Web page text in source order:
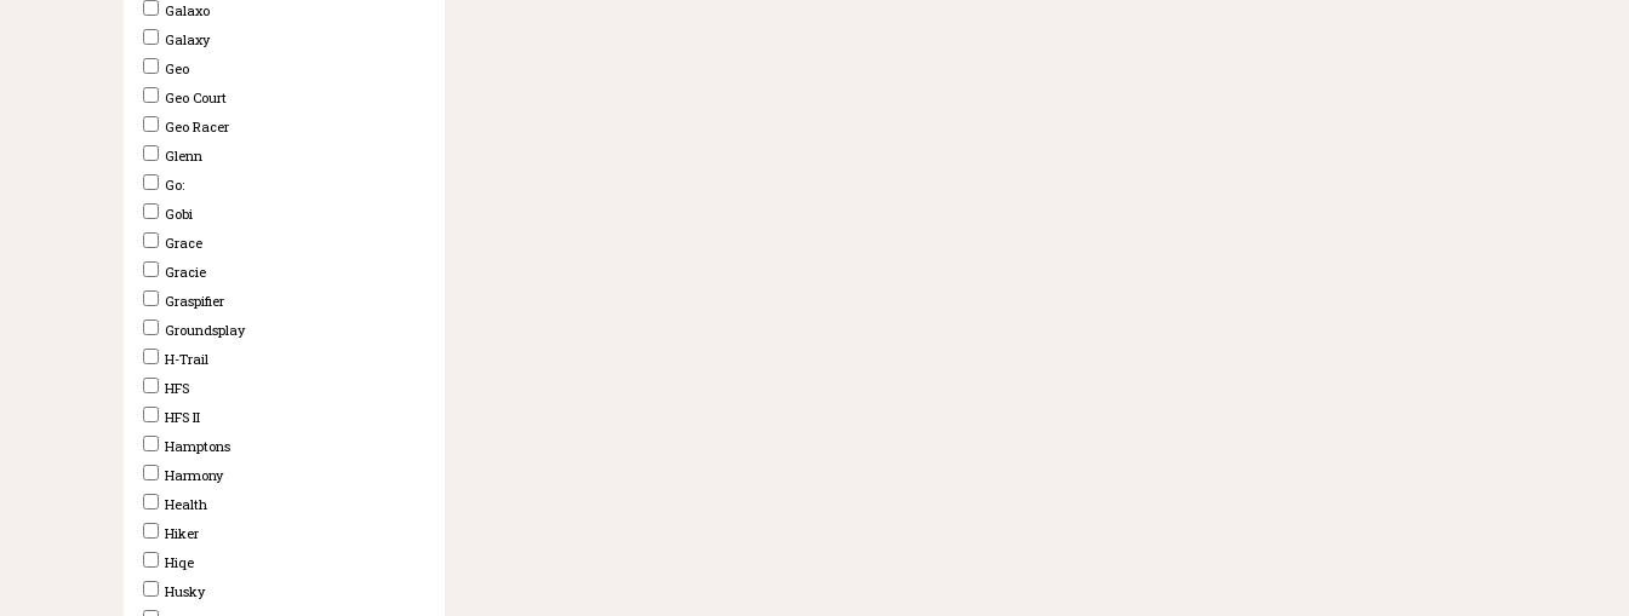
Galaxo
Galaxy
Geo
Geo Court
Geo Racer
Glenn
Go:
Gobi
Grace
Gracie
Graspifier
Groundsplay
H-Trail
HFS
HFS II
Hamptons
Harmony
Health
Hiker
Hiqe
Husky